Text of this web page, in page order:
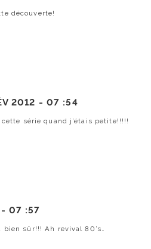
découverte!
2012 - 07 :54
série quand j’étais petite!!!!!
07 :57
sûr!!! Ah revival 80’s…